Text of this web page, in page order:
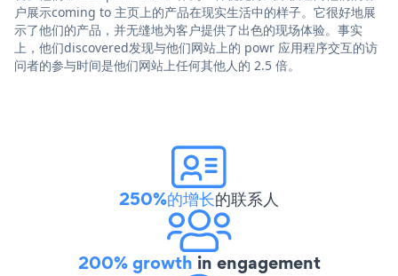
户展示coming to 主页上的产品在现实生活中的样子。它很好地展
示了他们的产品，并无缝地为客户提供了出色的现场体验。事实
上，他们discovered发现与他们网站上的 powr 应用程序交互的访
问者的参与时间是他们网站上任何其他人的 2.5 倍。
250%的增长的联系人
200% growth in engagement